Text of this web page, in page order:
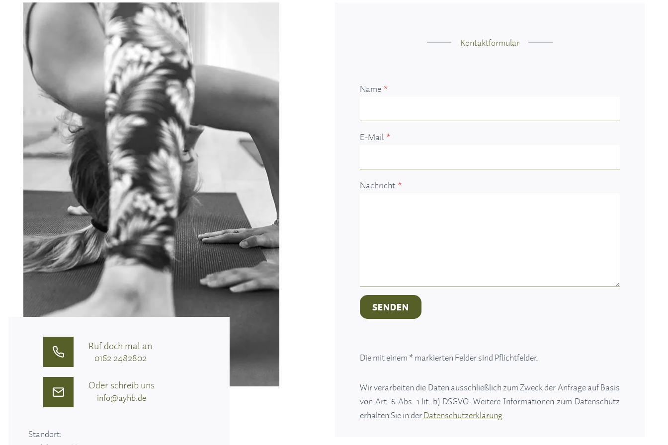
Ruf doch mal an
0162 2482802
Oder schreib uns
info@ayhb.de
Standort:
Kontaktformular
Name *
E-Mail *
Nachricht *
SENDEN
Die mit einem * markierten Felder sind Pflichtfelder.
Wir verarbeiten die Daten ausschließlich zum Zweck der Anfrage auf Basis
von Art. 6 Abs. 1 lit. b) DSGVO. Weitere Informationen zum Datenschutz
erhalten Sie in derDatenschutzerklärung.